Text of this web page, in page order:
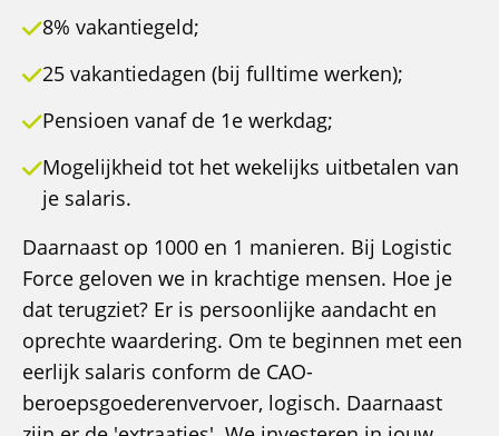
8% vakantiegeld;
25 vakantiedagen (bij fulltime werken);
Pensioen vanaf de 1e werkdag;
Mogelijkheid tot het wekelijks uitbetalen van
je salaris.
Daarnaast op 1000 en 1 manieren. Bij Logistic
Force geloven we in krachtige mensen. Hoe je
dat terugziet? Er is persoonlijke aandacht en
oprechte waardering. Om te beginnen met een
eerlijk salaris conform de CAO-
beroepsgoederenvervoer, logisch. Daarnaast